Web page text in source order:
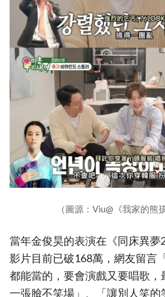
（圖源：Viu@《我家的熊
當年金俊昊的表演在《同床異夢
影片目前已破168萬，網友留言
都能當的，要會演戲又要唱歌
一張臉不笑場」、「讓別人笑的